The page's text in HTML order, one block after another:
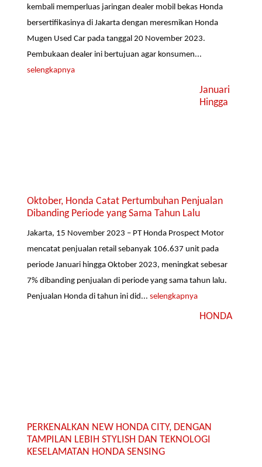
kembali memperluas jaringan dealer mobil bekas Honda
bersertifikasinya di Jakarta dengan meresmikan Honda
Mugen Used Car pada tanggal 20 November 2023.
Pembukaan dealer ini bertujuan agar konsumen...
selengkapnya
Januari
Hingga
Oktober, Honda Catat Pertumbuhan Penjualan
Dibanding Periode yang Sama Tahun Lalu
Jakarta, 15 November 2023 – PT Honda Prospect Motor
mencatat penjualan retail sebanyak 106.637 unit pada
periode Januari hingga Oktober 2023, meningkat sebesar
7% dibanding penjualan di periode yang sama tahun lalu.
Penjualan Honda di tahun ini did...selengkapnya
HONDA
PERKENALKAN NEW HONDA CITY, DENGAN
TAMPILAN LEBIH STYLISH DAN TEKNOLOGI
KESELAMATAN HONDA SENSING